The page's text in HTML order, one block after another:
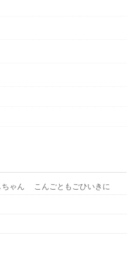
ゃん こんごともごひいきに